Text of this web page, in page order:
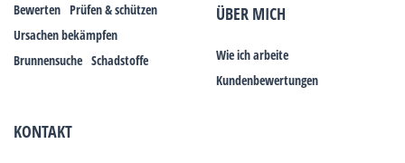
Bewerten Prüfen & schützen
Ursachen bekämpfen
Brunnensuche Schadstoffe
ÜBER MICH
Wie ich arbeite
Kundenbewertungen
KONTAKT